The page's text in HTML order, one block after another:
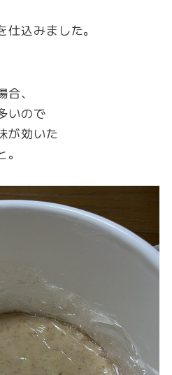
込みました。
、
いので
が効いた